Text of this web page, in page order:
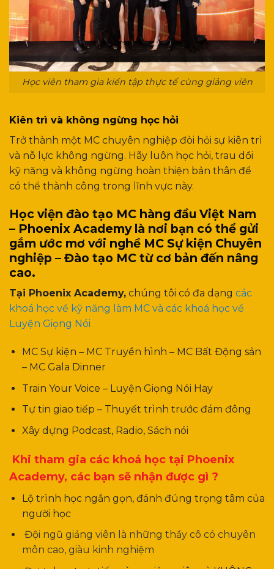
Học viên tham gia kiến tập thực tế cùng giảng viên
Kiên trì và không ngừng học hỏi
Trở thành một MC chuyên nghiệp đòi hỏi sự kiên trì
và nỗ lực không ngừng. Hãy luôn học hỏi, trau dồi
kỹ năng và không ngừng hoàn thiện bản thân để
có thể thành công trong lĩnh vực này.
Học viện đào tạo MC hàng đầu Việt Nam
– Phoenix Academy là nơi bạn có thể gửi
gắm ước mơ với nghề MC Sự kiện Chuyên
nghiệp – Đào tạo MC từ cơ bản đến nâng
cao.
Tại Phoenix Academy, chúng tôi có đa dạng các
khoá học về kỹ năng làm MC và các khoá học về
Luyện Giọng Nói
MC Sự kiện – MC Truyền hình – MC Bất Động sản
– MC Gala Dinner
Train Your Voice – Luyện Giọng Nói Hay
Tự tin giao tiếp – Thuyết trình trước đám đông
Xây dựng Podcast, Radio, Sách nói
Khi tham gia các khoá học tại Phoenix
Academy, các bạn sẽ nhận được gì ?
Lộ trình học ngắn gọn, đánh đúng trọng tâm của
người học
Đội ngũ giảng viên là những thầy cô có chuyên
môn cao, giàu kinh nghiệm